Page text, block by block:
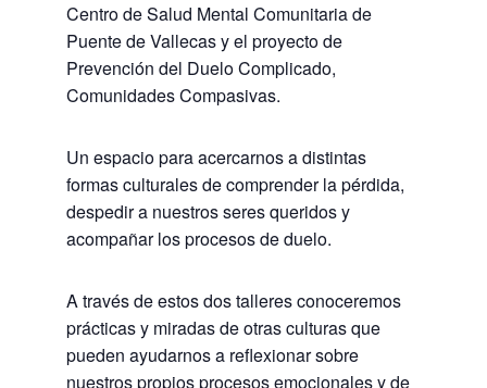
Centro de Salud Mental Comunitaria de
Puente de Vallecas y el proyecto de
Prevención del Duelo Complicado,
Comunidades Compasivas.
Un espacio para acercarnos a distintas
formas culturales de comprender la pérdida,
despedir a nuestros seres queridos y
acompañar los procesos de duelo.
A través de estos dos talleres conoceremos
prácticas y miradas de otras culturas que
pueden ayudarnos a reflexionar sobre
nuestros propios procesos emocionales y de